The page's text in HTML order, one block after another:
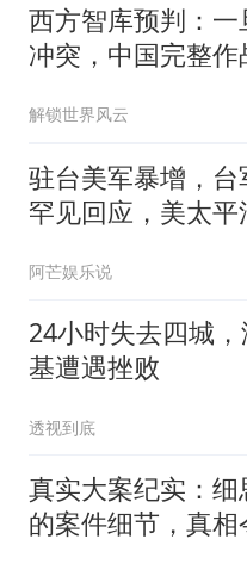
西方智库预判：一
冲突，中国完整作
解锁世界风云
驻台美军暴增，台
罕见回应，美太平
阿芒娱乐说
24小时失去四城
基遭遇挫败
透视到底
真实大案纪实：细
的案件细节，真相